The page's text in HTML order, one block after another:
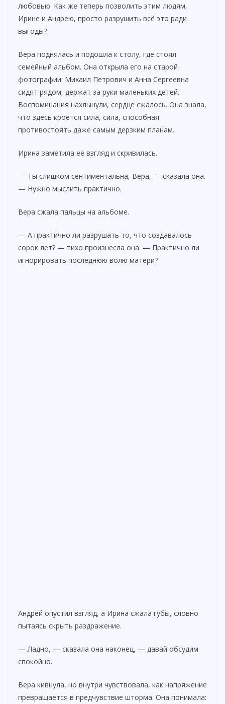
любовью. Как же теперь позволить этим людям,
Ирине и Андрею, просто разрушить всё это ради
выгоды?
Вера поднялась и подошла к столу, где стоял
семейный альбом. Она открыла его на старой
фотографии: Михаил Петрович и Анна Сергеевна
сидят рядом, держат за руки маленьких детей.
Воспоминания нахлынули, сердце сжалось. Она знала,
что здесь кроется сила, сила, способная
противостоять даже самым дерзким планам.
Ирина заметила её взгляд и скривилась.
— Ты слишком сентиментальна, Вера, — сказала она.
— Нужно мыслить практично.
Вера сжала пальцы на альбоме.
— А практично ли разрушать то, что создавалось
сорок лет? — тихо произнесла она. — Практично ли
игнорировать последнюю волю матери?
Андрей опустил взгляд, а Ирина сжала губы, словно
пытаясь скрыть раздражение.
— Ладно, — сказала она наконец, — давай обсудим
спокойно.
Вера кивнула, но внутри чувствовала, как напряжение
превращается в предчувствие шторма. Она понимала: